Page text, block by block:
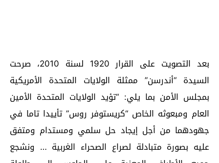
بعد التصويت على القرار 1920 لسنة 2010، صرحت
السيدة “أندرسن” ممثلة الولايات المتحدة الأمريكية
بمجلس الأمن بما يلي: “تؤيد الولايات المتحدة الأمين
العام ومبعوثه الخاص “كريستوفر روس” تأييدا تاما في
جهودهما من أجل إيجاد حل سلمي ومستدام ومتفق
عليه بصورة متبادلة لصراع الصحراء الغربية … ونشجع